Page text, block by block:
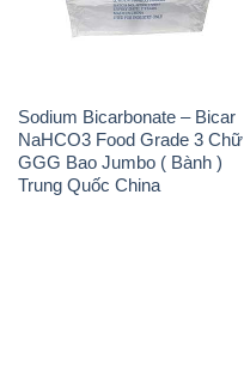
Sodium Bicarbonate – Bicar
NaHCO3 Food Grade 3 Chữ
GGG Bao Jumbo ( Bành )
Trung Quốc China